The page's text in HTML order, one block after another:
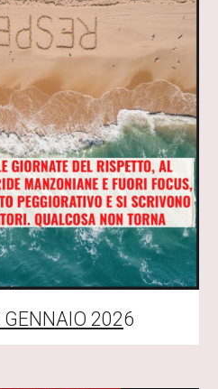
GENNAIO 2026